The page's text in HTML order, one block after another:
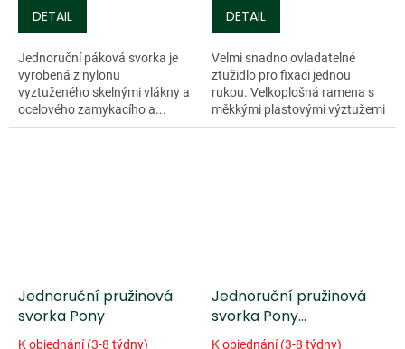
DETAIL
Jednoruční páková svorka je
vyrobená z nylonu
vyztuženého skelnými vlákny a
ocelového zamykacího a...
DETAIL
Velmi snadno ovladatelné
ztužidlo pro fixaci jednou
rukou. Velkoplošná ramena s
měkkými plastovými výztužemi
dokonale chrání fixovaný dílec.
Jednoruční pružinová
svorka Pony
K objednání (3-8 týdny)
Jednoruční pružinová
svorka Pony
»Protection«
K objednání (3-8 týdny)